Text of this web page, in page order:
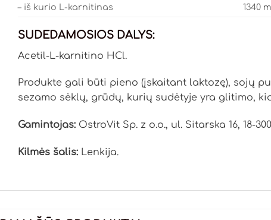
– iš kurio L-karnitinas 1340
SUDEDAMOSIOS DALYS:
Acetil-L-karnitino HCl.
Produkte gali būti pieno (įskaitant laktozę), sojų
sezamo sėklų, grūdų, kurių sudėtyje yra glitimo,
Gamintojas:OstroVit Sp. z o.o., ul. Sitarska 16, 18-
Kilmės šalis:Lenkija.